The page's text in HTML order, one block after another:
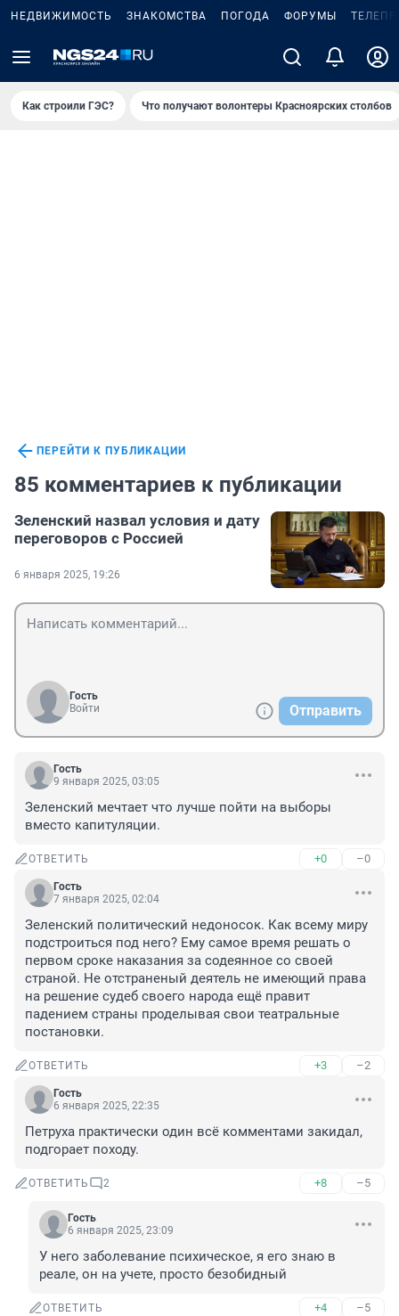
НЕДВИЖИМОСТЬ ЗНАКОМСТВА ПОГОДА ФОРУМЫ
Как строили ГЭС? Что получают волонтеры Красноярских столбов
ПЕРЕЙТИ К ПУБЛИКАЦИИ
85 комментариев к публикации
Зеленский назвал условия и дату
переговоров с Россией
6 января 2025, 19:26
Гость
Войти
Отправить
Гость
9 января 2025, 03:05
Зеленский мечтает что лучше пойти на выборы
вместо капитуляции.
ОТВЕТИТЬ +0 –0
Гость
7 января 2025, 02:04
Зеленский политический недоносок. Как всему миру
подстроиться под него? Ему самое время решать о
первом сроке наказания за содеянное со своей
страной. Не отстраненый деятель не имеющий права
на решение судеб своего народа ещё правит
падением страны проделывая свои театральные
постановки.
ОТВЕТИТЬ +3 –2
Гость
6 января 2025, 22:35
Петруха практически один всё комментами закидал,
подгорает походу.
ОТВЕТИТЬ 2 +8 –5
Гость
6 января 2025, 23:09
У него заболевание психическое, я его знаю в
реале, он на учете, просто безобидный
ОТВЕТИТЬ +4 –5